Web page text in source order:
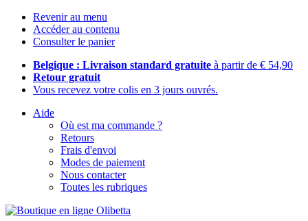
Revenir au menu
Accéder au contenu
Consulter le panier
Belgique : Livraison standard gratuite à partir de € 54,90
Retour gratuit
Vous recevez votre colis en 3 jours ouvrés.
Aide
Où est ma commande ?
Retours
Frais d'envoi
Modes de paiement
Nous contacter
Toutes les rubriques